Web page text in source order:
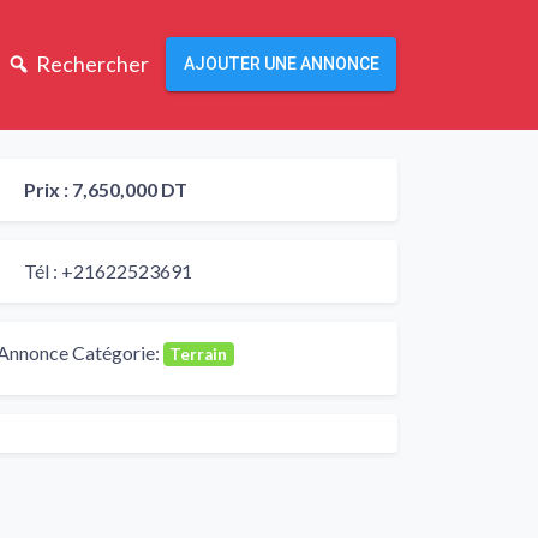
Rechercher AJOUTER UNE ANNONCE
Prix : 7,650,000 DT
Tél : +21622523691
Catégorie: Terrain